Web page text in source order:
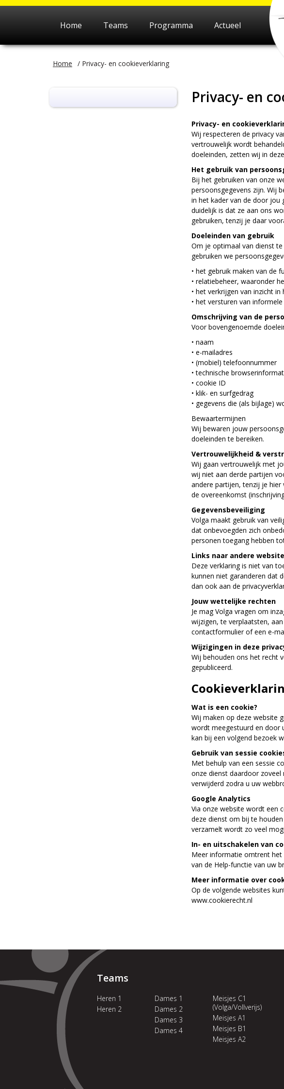
Home Teams Programma Actueel
Home / Privacy- en cookieverklaring
Privacy- en
Privacy- en
Wij respecteren de privacy
vertrouwelijk wordt
doeleinden, zetten wij in
Het gebruik van
Bij het gebruiken van onze
persoonsgegevens zijn. Wij
in het kader van de door jou
duidelijk is dat ze aan ons
gebruiken, tenzij je daar
Doeleinden van gebruik
Om je optimaal van dienst
gebruiken we
• het gebruik maken van de
• relatiebeheer, waaronder
• het verkrijgen van inzicht
• het versturen van
Omschrijving van de
Voor bovengenoemde
• naam
• e-mailadres
• (mobiel) telefoonnummer
• technische
• cookie ID
• klik- en surfgedrag
• gegevens die (als bijlage)
Bewaartermijnen
Wij bewaren jouw
doeleinden te bereiken.
Vertrouwelijkheid &
Wij gaan vertrouwelijk met
wij niet aan derde partijen
andere partijen, tenzij je
de overeenkomst
Gegevensbeveiliging
Volga maakt gebruik van
dat onbevoegden zich
personen toegang hebben
Links naar andere
Deze verklaring is niet van
kunnen niet garanderen dat
dan ook aan de
Jouw wettelijke rechten
Je mag Volga vragen om
wijzigen, te verplaatsten,
contactformulier of een e-
Wijzigingen in deze
Wij behouden ons het recht
gepubliceerd.
Wat is een cookie?
Wij maken op deze website
wordt meegestuurd en door
kan bij een volgend bezoek
Gebruik van sessie
Met behulp van een sessie
onze dienst daardoor
verwijderd zodra u uw
Google Analytics
Via onze website wordt een
deze dienst om bij te
verzamelt wordt zo veel
In- en uitschakelen van
Meer informatie omtrent het
van de Help-functie van uw
Meer informatie over
Op de volgende websites
www.cookierecht.nl
Teams
Heren 1
Heren 2
Dames 1
Dames 2
Dames 3
Dames 4
Meisjes C1
(Volga/Vollverijs)
Meisjes A1
Meisjes B1
Meisjes A2